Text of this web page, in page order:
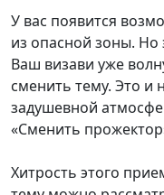
У вас появится
из опасной зоны. Но
Ваш визави уже
сменить тему. Это и
задушевной
«Сменить
Хитрость этого